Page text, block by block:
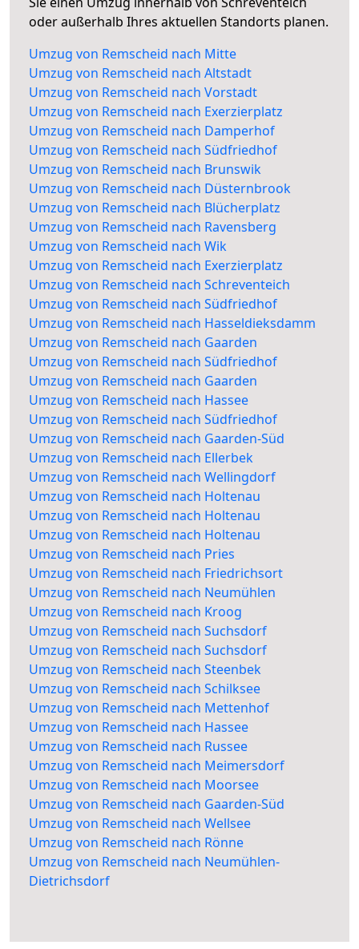
oder außerhalb Ihres aktuellen Standorts planen.
Umzug von Remscheid nach Mitte
Umzug von Remscheid nach Altstadt
Umzug von Remscheid nach Vorstadt
Umzug von Remscheid nach Exerzierplatz
Umzug von Remscheid nach Damperhof
Umzug von Remscheid nach Südfriedhof
Umzug von Remscheid nach Brunswik
Umzug von Remscheid nach Düsternbrook
Umzug von Remscheid nach Blücherplatz
Umzug von Remscheid nach Ravensberg
Umzug von Remscheid nach Wik
Umzug von Remscheid nach Exerzierplatz
Umzug von Remscheid nach Schreventeich
Umzug von Remscheid nach Südfriedhof
Umzug von Remscheid nach Hasseldieksdamm
Umzug von Remscheid nach Gaarden
Umzug von Remscheid nach Südfriedhof
Umzug von Remscheid nach Gaarden
Umzug von Remscheid nach Hassee
Umzug von Remscheid nach Südfriedhof
Umzug von Remscheid nach Gaarden-Süd
Umzug von Remscheid nach Ellerbek
Umzug von Remscheid nach Wellingdorf
Umzug von Remscheid nach Holtenau
Umzug von Remscheid nach Holtenau
Umzug von Remscheid nach Holtenau
Umzug von Remscheid nach Pries
Umzug von Remscheid nach Friedrichsort
Umzug von Remscheid nach Neumühlen
Umzug von Remscheid nach Kroog
Umzug von Remscheid nach Suchsdorf
Umzug von Remscheid nach Suchsdorf
Umzug von Remscheid nach Steenbek
Umzug von Remscheid nach Schilksee
Umzug von Remscheid nach Mettenhof
Umzug von Remscheid nach Hassee
Umzug von Remscheid nach Russee
Umzug von Remscheid nach Meimersdorf
Umzug von Remscheid nach Moorsee
Umzug von Remscheid nach Gaarden-Süd
Umzug von Remscheid nach Wellsee
Umzug von Remscheid nach Rönne
Umzug von Remscheid nach Neumühlen-
Dietrichsdorf